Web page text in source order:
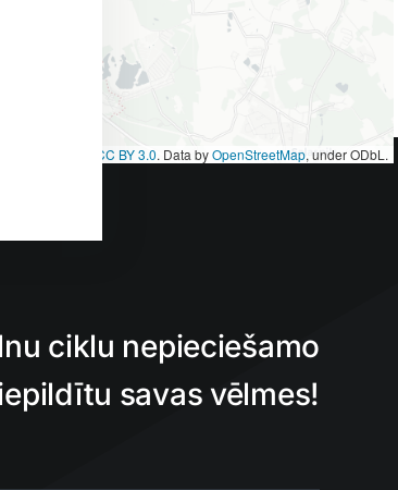
CC BY 3.0. Data byOpenStreetMap, under ODbL.
ciklu nepieciešamo
savas vēlmes!